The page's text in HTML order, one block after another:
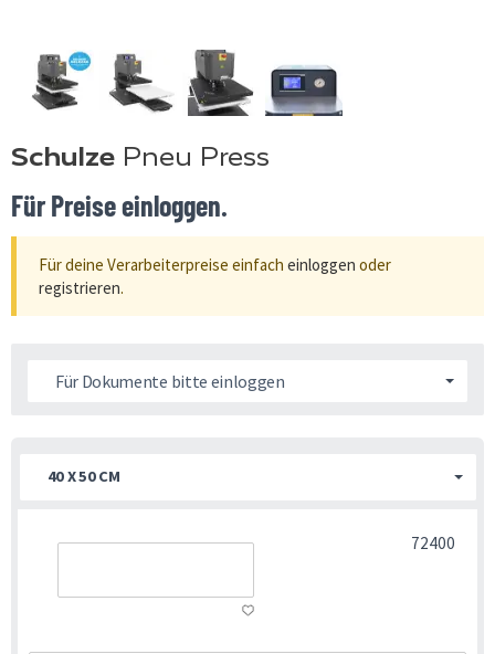
Schulze Pneu Press
Für Preise einloggen.
Für deine Verarbeiterpreise einfach einloggen oder
registrieren.
Für Dokumente bitte einloggen
40 X 50 CM
72400